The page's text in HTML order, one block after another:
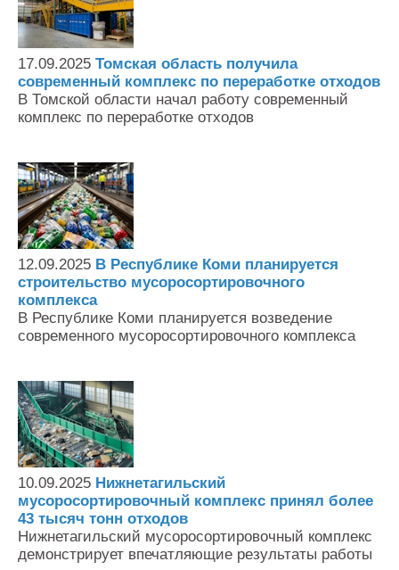
17.09.2025 Томская область получила
современный комплекс по переработке отходов
В Томской области начал работу современный
комплекс по переработке отходов
12.09.2025 В Республике Коми планируется
строительство мусоросортировочного
комплекса
В Республике Коми планируется возведение
современного мусоросортировочного комплекса
10.09.2025 Нижнетагильский
мусоросортировочный комплекс принял более
43 тысяч тонн отходов
Нижнетагильский мусоросортировочный комплекс
демонстрирует впечатляющие результаты работы